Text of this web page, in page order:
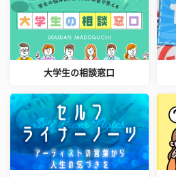
大学生の相談窓口